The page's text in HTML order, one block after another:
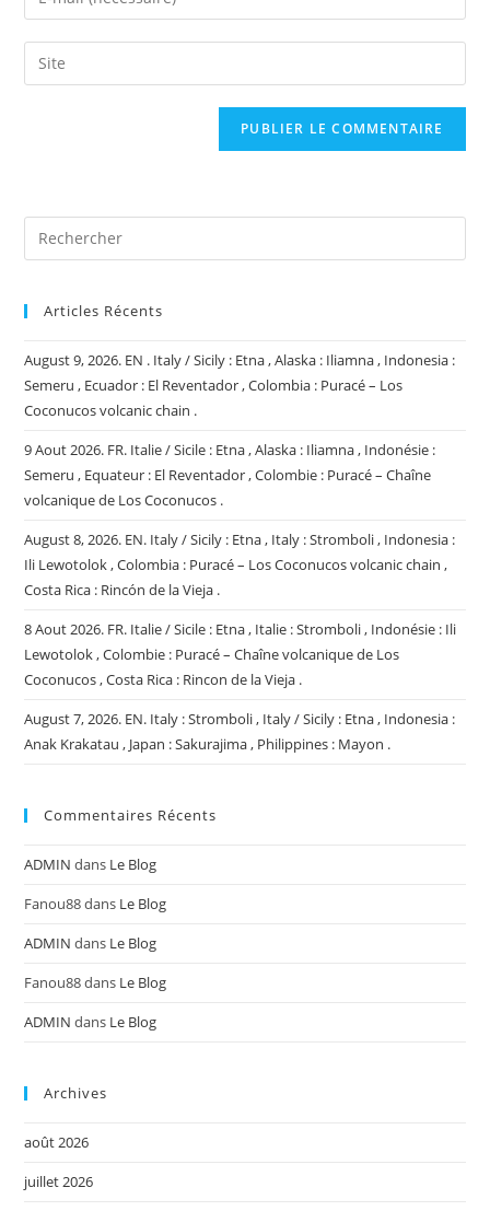
comment
your
email
address
Saisir
l’URL
Articles Récents
August 9, 2026. EN . Italy / Sicily : Etna , Alaska : Iliamna , Indonesia :
Semeru , Ecuador : El Reventador , Colombia : Puracé – Los
Coconucos volcanic chain .
9 Aout 2026. FR. Italie / Sicile : Etna , Alaska : Iliamna , Indonésie :
Semeru , Equateur : El Reventador , Colombie : Puracé – Chaîne
volcanique de Los Coconucos .
August 8, 2026. EN. Italy / Sicily : Etna , Italy : Stromboli , Indonesia :
Ili Lewotolok , Colombia : Puracé – Los Coconucos volcanic chain ,
Costa Rica : Rincón de la Vieja .
8 Aout 2026. FR. Italie / Sicile : Etna , Italie : Stromboli , Indonésie : Ili
Lewotolok , Colombie : Puracé – Chaîne volcanique de Los
Coconucos , Costa Rica : Rincon de la Vieja .
August 7, 2026. EN. Italy : Stromboli , Italy / Sicily : Etna , Indonesia :
Anak Krakatau , Japan : Sakurajima , Philippines : Mayon .
Commentaires Récents
ADMIN dans Le Blog
Fanou88dans Le Blog
ADMIN dans Le Blog
Fanou88dans Le Blog
ADMIN dans Le Blog
Archives
août 2026
juillet 2026